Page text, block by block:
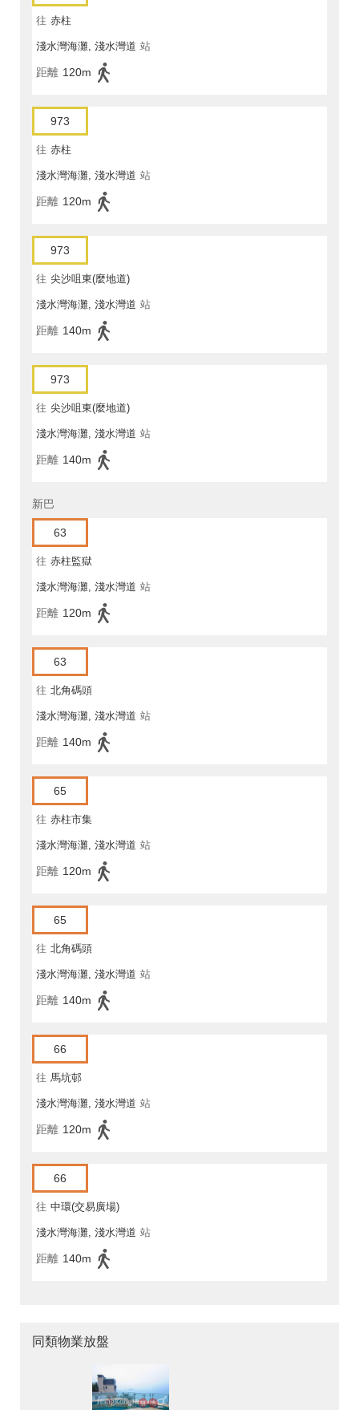
往 赤柱
淺水灣海灘, 淺水灣道 站
距離 120m
973
往 赤柱
淺水灣海灘, 淺水灣道 站
距離 120m
973
往 尖沙咀東(麼地道)
淺水灣海灘, 淺水灣道 站
距離 140m
973
往 尖沙咀東(麼地道)
淺水灣海灘, 淺水灣道 站
距離 140m
新巴
63
往 赤柱監獄
淺水灣海灘, 淺水灣道 站
距離 120m
63
往 北角碼頭
淺水灣海灘, 淺水灣道 站
距離 140m
65
往 赤柱市集
淺水灣海灘, 淺水灣道 站
距離 120m
65
往 北角碼頭
淺水灣海灘, 淺水灣道 站
距離 140m
66
往 馬坑邨
淺水灣海灘, 淺水灣道 站
距離 120m
66
往 中環(交易廣場)
淺水灣海灘, 淺水灣道 站
距離 140m
同類物業放盤